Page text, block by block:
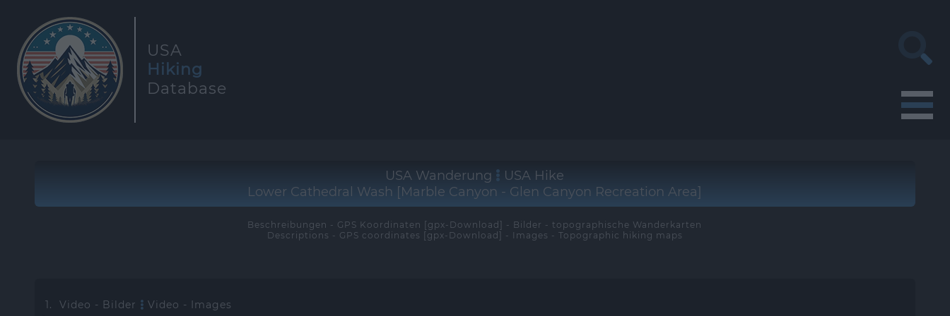
USA
Hiking
Database
USA Wanderung
USA Hike
Lower Cathedral Wash [Marble Canyon - Glen Canyon Recreation Area]
Beschreibungen - GPS Koordinaten [gpx-Download] - Bilder - topographische Wanderkarten
Descriptions - GPS coordinates [gpx-Download] - Images - Topographic hiking maps
1. Video - Bilder Video - Images